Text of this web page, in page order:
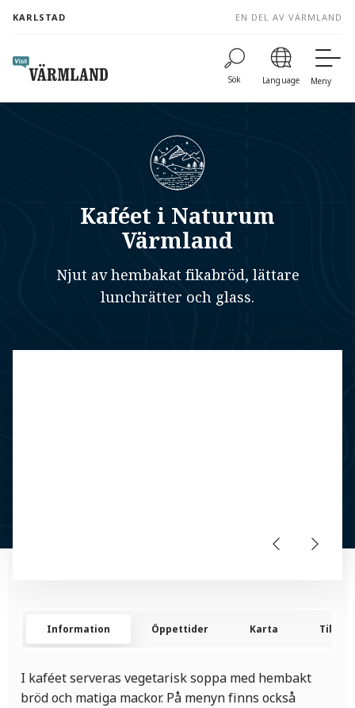
content
KARLSTAD EN DEL AV VÄRMLAND
Sök Language Meny
Kaféet i Naturum
Värmland
Njut av hembakat fikabröd, lättare
lunchrätter och glass.
Information Öppettider Karta
I kaféet serveras vegetarisk soppa med hembakt
bröd och matiga mackor. På menyn finns också